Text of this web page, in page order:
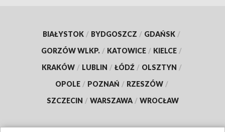
BIAŁYSTOK / BYDGOSZCZ / GDAŃSK /
GORZÓW WLKP. / KATOWICE / KIELCE /
KRAKÓW / LUBLIN / ŁÓDŹ / OLSZTYN /
OPOLE / POZNAŃ / RZESZÓW /
SZCZECIN / WARSZAWA / WROCŁAW